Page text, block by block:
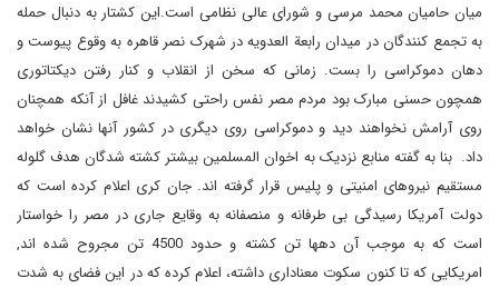
میان حامیان محمد مرسی و شورای عالی نظامی است.این کشتار به دنبال حمله
به تجمع کنندگان در میدان رابعة العدویه در شهرک نصر قاهره به وقوع پیوست و
دهان دموکراسی را بست. زمانی که سخن از انقلاب و کنار رفتن دیکتاتوری
همچون حسنی مبارک بود مردم مصر نفس راحتی کشیدند غافل از آنکه همچنان
روی آرامش نخواهند دید و دموکراسی روی دیگری در کشور آنها نشان خواهد
داد. بنا به گفته منابع نزدیک به اخوان المسلمین بیشتر کشته شدگان هدف گلوله
مستقیم نیروهای امنیتی و پلیس قرار گرفته اند. جان کری اعلام کرده است که
دولت آمریکا رسیدگی بی طرفانه و منصفانه به وقایع جاری در مصر را خواستار
است که به موجب آن دهها تن کشته و حدود 4500 تن مجروح شده اند,
امریکایی که تا کنون سکوت معناداری داشته، اعلام کرده که در این فضای به شدت